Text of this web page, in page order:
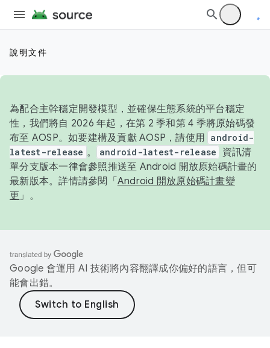
說明文件
為配合主幹穩定開發模型，並確保生態系統的平台穩定
性，我們將自 2026 年起，在第 2 季和第 4 季將原始碼發
布至 AOSP。如要建構及貢獻 AOSP，請使用 android-
latest-release 。 android-latest-release
資訊清
單分支版本一律會參照推送至 Android 開放原始碼計畫的
最新版本。詳情請參閱「 Android 開放原始碼計畫變
更 」。
Google 會運用 AI 技術將內容翻譯成你偏好的語言，但可
能會出錯。